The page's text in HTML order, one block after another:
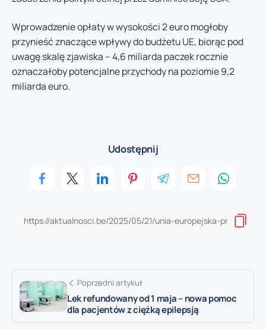
Wprowadzenie opłaty w wysokości 2 euro mogłoby
przynieść znaczące wpływy do budżetu UE, biorąc pod
uwagę skalę zjawiska – 4,6 miliarda paczek rocznie
oznaczałoby potencjalne przychody na poziomie 9,2
miliarda euro.
Udostępnij
Poprzedni artykuł
Lek refundowany od 1 maja – nowa pomoc
dla pacjentów z ciężką epilepsją